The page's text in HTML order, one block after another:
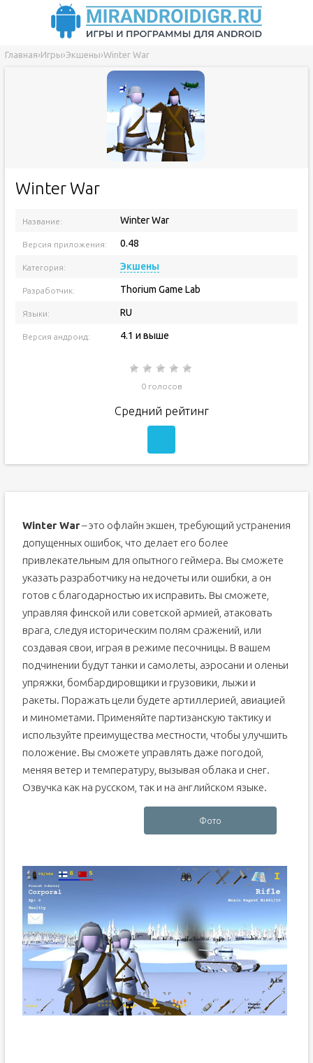
Главная›Игры›Экшены›Winter War
Winter War
Название: Winter War
Версия приложения: 0.48
Категория: Экшены
Разработчик: Thorium Game Lab
Языки: RU
Версия андроид: 4.1 и выше
0 голосов
Средний рейтинг
Winter War– это офлайн экшен, требующий устранения
допущенных ошибок, что делает его более
привлекательным для опытного геймера. Вы сможете
указать разработчику на недочеты или ошибки, а он
готов с благодарностью их исправить. Вы сможете,
управляя финской или советской армией, атаковать
врага, следуя историческим полям сражений, или
создавая свои, играя в режиме песочницы. В вашем
подчинении будут танки и самолеты, аэросани и оленьи
упряжки, бомбардировщики и грузовики, лыжи и
ракеты. Поражать цели будете артиллерией, авиацией
и минометами. Применяйте партизанскую тактику и
используйте преимущества местности, чтобы улучшить
положение. Вы сможете управлять даже погодой,
меняя ветер и температуру, вызывая облака и снег.
Озвучка как на русском, так и на английском языке.
Фото